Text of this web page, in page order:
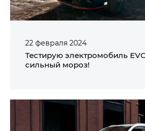
22 февраля 2024
Тестирую электромобиль
сильный мороз!